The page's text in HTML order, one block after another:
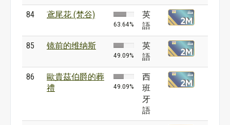
84 鳶尾花 (梵谷)
63.64%
英
語
85 镜前的维纳斯
49.09%
英
語
86
歐貴茲伯爵的葬
禮
49.09%
西
班
牙
語